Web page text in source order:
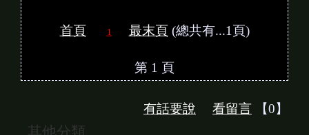
首頁 1 最末頁(總共有...1頁)
第 1 頁
有話要說 看留言 【0】
其他分類